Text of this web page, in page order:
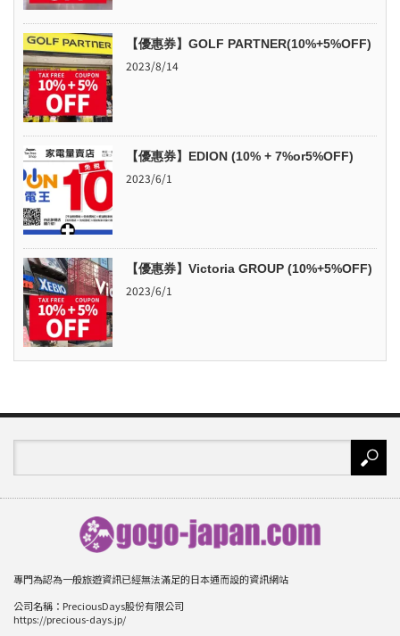
【優惠券】GOLF PARTNER(10%+5%OFF)
2023/8/14
【優惠券】EDION (10% + 7%or5%OFF)
2023/6/1
【優惠券】Victoria GROUP (10%+5%OFF)
2023/6/1
專門為認為一般旅遊資訊已經無法滿足的日本通而設的資訊網站
公司名稱：PreciousDays股份有限公司
https://precious-days.jp/